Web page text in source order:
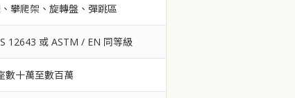
攀爬架、旋轉盤、彈跳區
12643 或 ASTM / EN 同等級
數十萬至數百萬